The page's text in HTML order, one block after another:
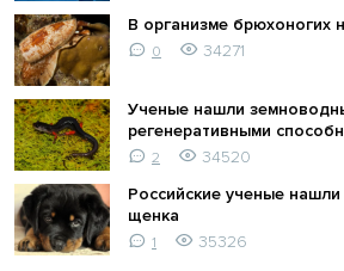
В организме брюхоногих
0 34271
Ученые нашли
регенеративными
2
34520
Российские ученые
щенка
1 35326